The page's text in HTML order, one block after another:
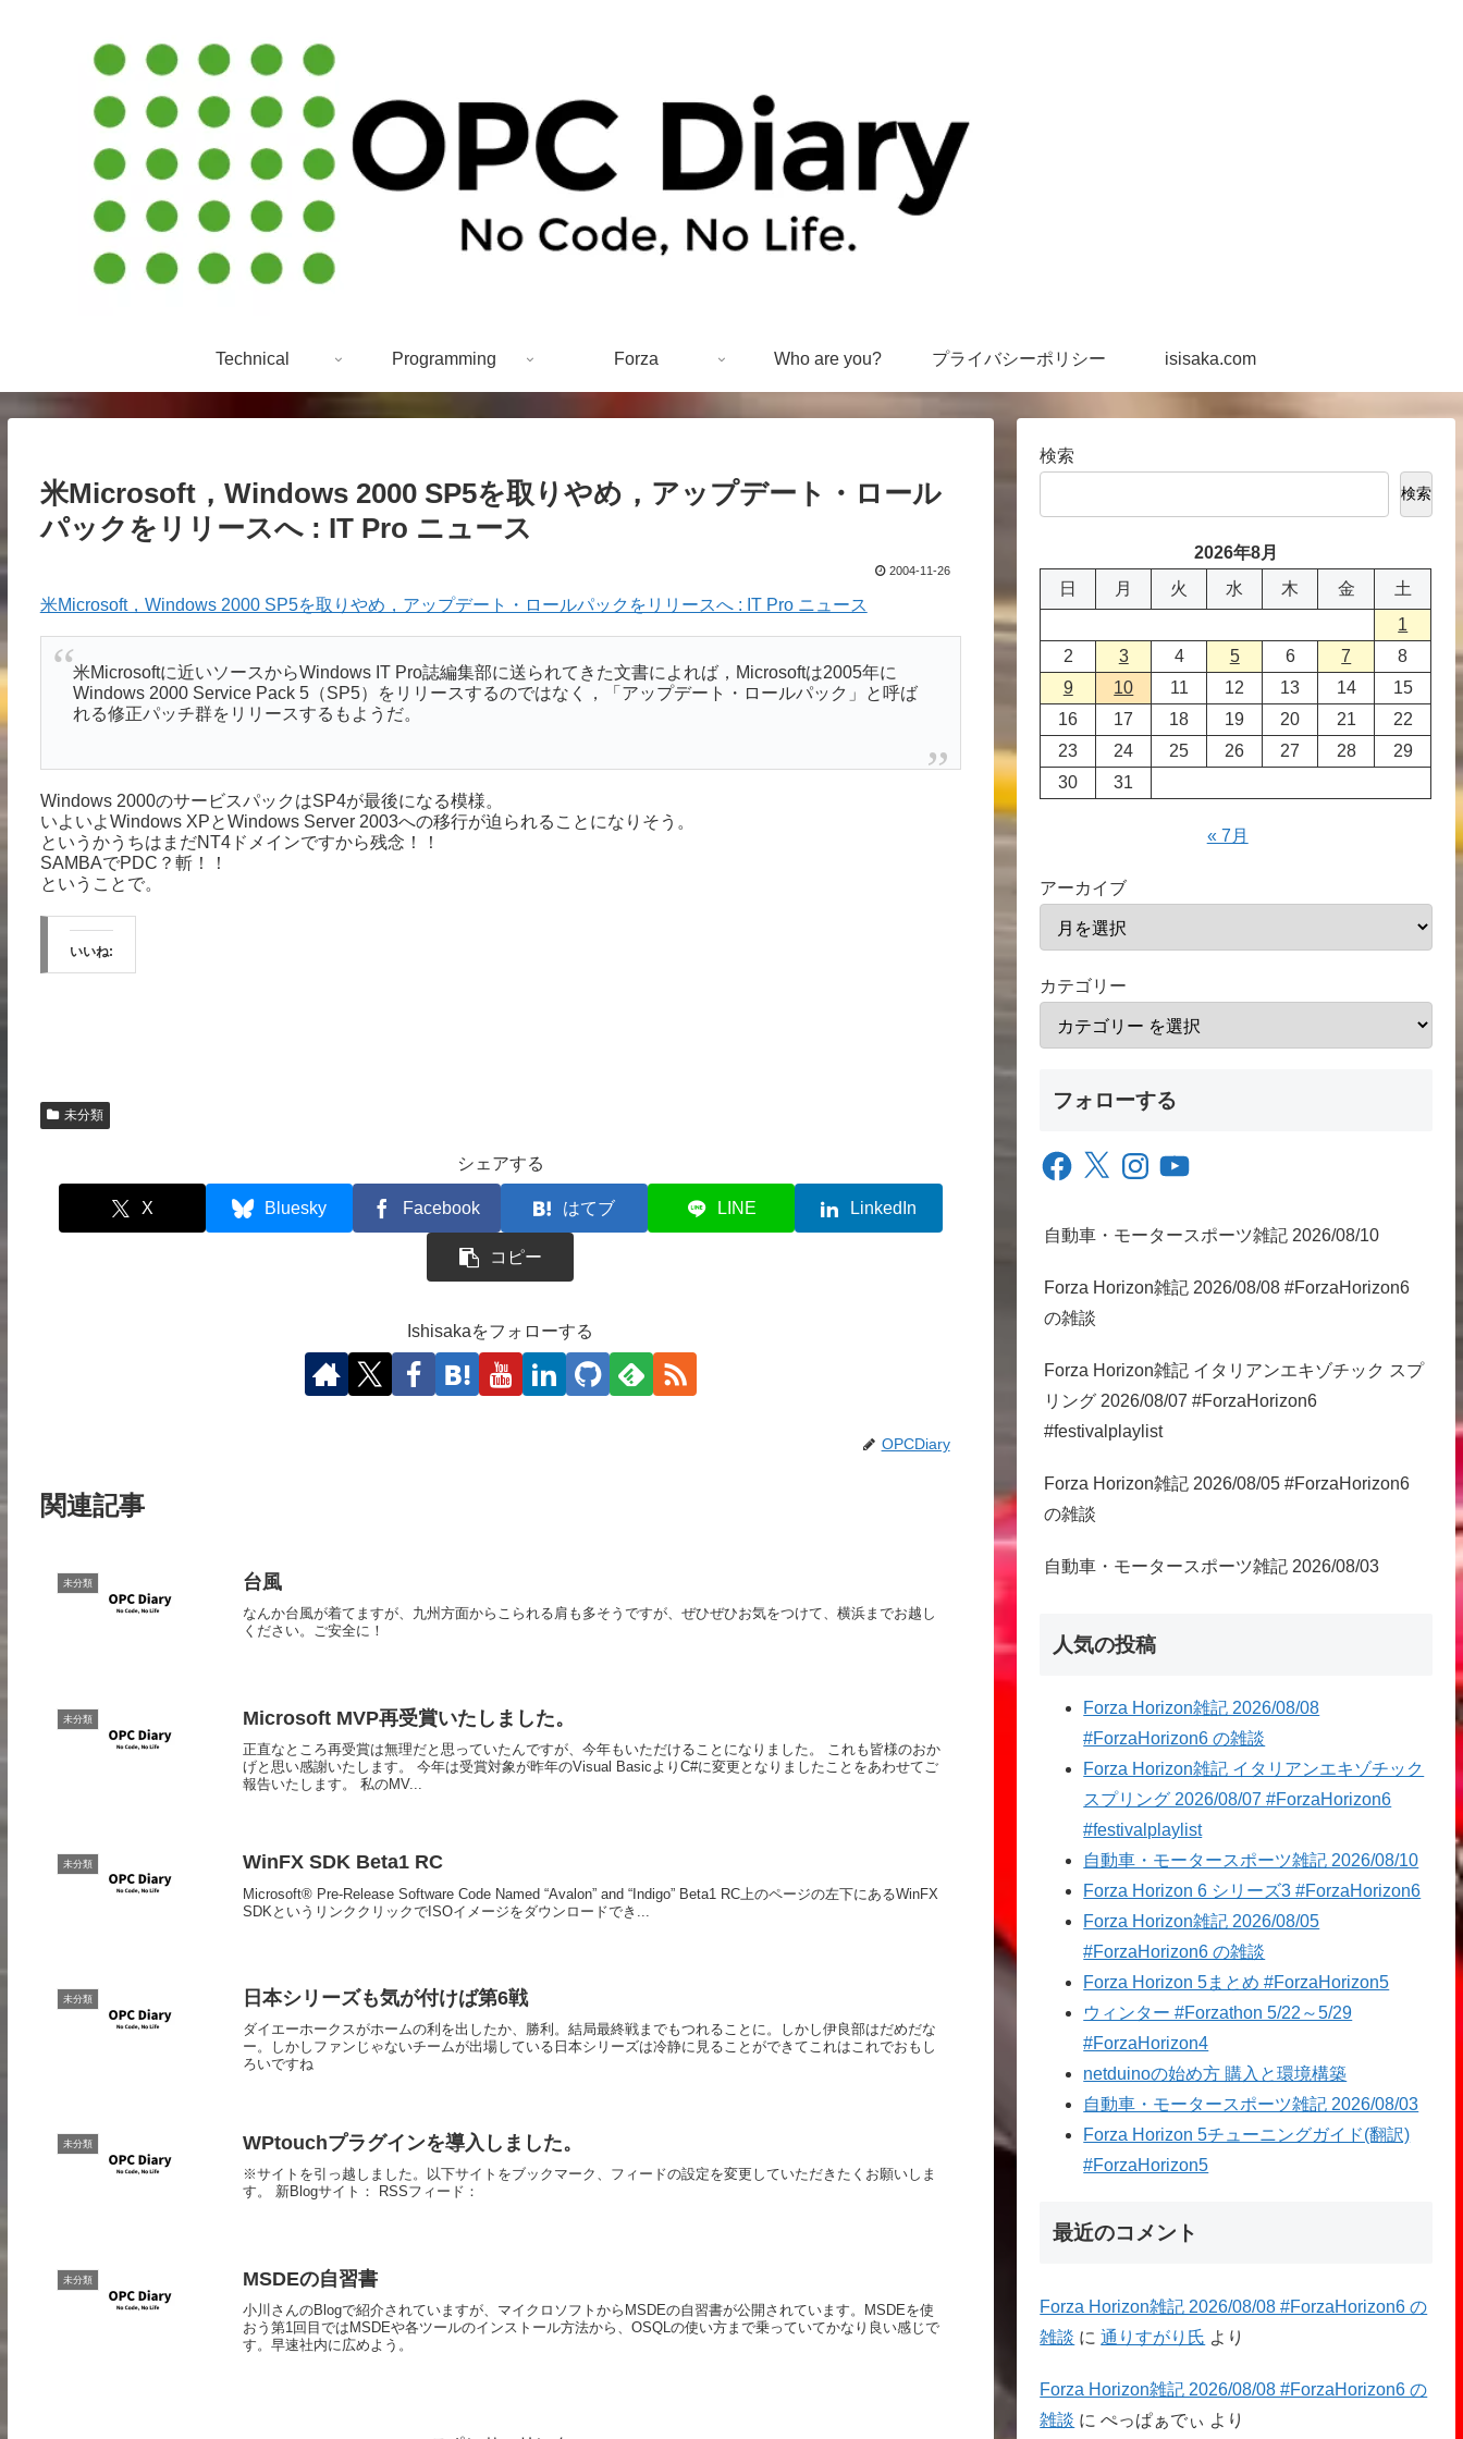
Technical Programming Forza Who are you? プライバシーポリシー isisaka.com
米Microsoft，Windows 2000 SP5を取りやめ，アップデート・ロール
パックをリリースへ : IT Pro ニュース
2004-11-26
米Microsoft，Windows 2000 SP5を取りやめ，アップデート・ロールパックをリリースへ : IT Pro ニュース
米Microsoftに近いソースからWindows IT Pro誌編集部に送られてきた文書によれば，Microsoftは2005年に
Windows 2000 Service Pack 5（SP5）をリリースするのではなく，「アップデート・ロールパック」と呼ば
れる修正パッチ群をリリースするもようだ。
Windows 2000のサービスパックはSP4が最後になる模様。
いよいよWindows XPとWindows Server 2003への移行が迫られることになりそう。
というかうちはまだNT4ドメインですから残念！！
SAMBAでPDC？斬！！
ということで。
いいね:
未分類
シェアする
X Bluesky Facebook はてブ LINE LinkedIn
コピー
Ishisakaをフォローする
OPCDiary
関連記事
未分類 台風
なんか台風が着てますが、九州方面からこられる肩も多そうですが、ぜひぜひお気をつけて、横浜までお越し
ください。ご安全に！
未分類 Microsoft MVP再受賞いたしました。
正直なところ再受賞は無理だと思っていたんですが、今年もいただけることになりました。 これも皆様のおか
げと思い感謝いたします。 今年は受賞対象が昨年のVisual BasicよりC#に変更となりましたことをあわせてご
報告いたします。 私のMV...
未分類 WinFX SDK Beta1 RC
Microsoft® Pre-Release Software Code Named “Avalon” and “Indigo” Beta1 RC上のページの左下にあるWinFX
SDKというリンククリックでISOイメージをダウンロードでき...
未分類 日本シリーズも気が付けば第6戦
ダイエーホークスがホームの利を出したか、勝利。結局最終戦までもつれることに。しかし伊良部はだめだな
ー。しかしファンじゃないチームが出場している日本シリーズは冷静に見ることができてこれはこれでおもし
ろいですね
未分類 WPtouchプラグインを導入しました。
※サイトを引っ越しました。以下サイトをブックマーク、フィードの設定を変更していただきたくお願いしま
す。 新Blogサイト： RSSフィード：
未分類 MSDEの自習書
小川さんのBlogで紹介されていますが、マイクロソフトからMSDEの自習書が公開されています。MSDEを使
おう第1回目ではMSDEや各ツールのインストール方法から、OSQLの使い方まで乗っていてかなり良い感じで
す。早速社内に広めよう。
検索
検索
2026年8月
日
月 火 水 木 金
土
1
2
3 4 5 6 7
8
9
10 11 12 13 14
15
16
17 18 19 20 21
22
23
24 25 26 27 28
29
30
31
« 7月
アーカイブ
カテゴリー
フォローする
Facebook
X InstagramYouTube
自動車・モータースポーツ雑記 2026/08/10
Forza Horizon雑記 2026/08/08 #ForzaHorizon6
の雑談
Forza Horizon雑記 イタリアンエキゾチック スプ
リング 2026/08/07 #ForzaHorizon6
#festivalplaylist
Forza Horizon雑記 2026/08/05 #ForzaHorizon6
の雑談
自動車・モータースポーツ雑記 2026/08/03
人気の投稿
Forza Horizon雑記 2026/08/08
#ForzaHorizon6 の雑談
Forza Horizon雑記 イタリアンエキゾチック
スプリング 2026/08/07 #ForzaHorizon6
#festivalplaylist
自動車・モータースポーツ雑記 2026/08/10
Forza Horizon 6 シリーズ3 #ForzaHorizon6
Forza Horizon雑記 2026/08/05
#ForzaHorizon6 の雑談
Forza Horizon 5まとめ #ForzaHorizon5
ウィンター #Forzathon 5/22～5/29
#ForzaHorizon4
netduinoの始め方 購入と環境構築
自動車・モータースポーツ雑記 2026/08/03
Forza Horizon 5チューニングガイド(翻訳)
#ForzaHorizon5
最近のコメント
Forza Horizon雑記 2026/08/08 #ForzaHorizon6 の
雑談 に通りすがり氏 より
Forza Horizon雑記 2026/08/08 #ForzaHorizon6 の
雑談 にぺっぱぁでぃ より